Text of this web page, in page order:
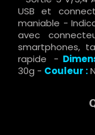
USB et
maniable -
avec
smartphones,
rapide -
30g - Couleur :